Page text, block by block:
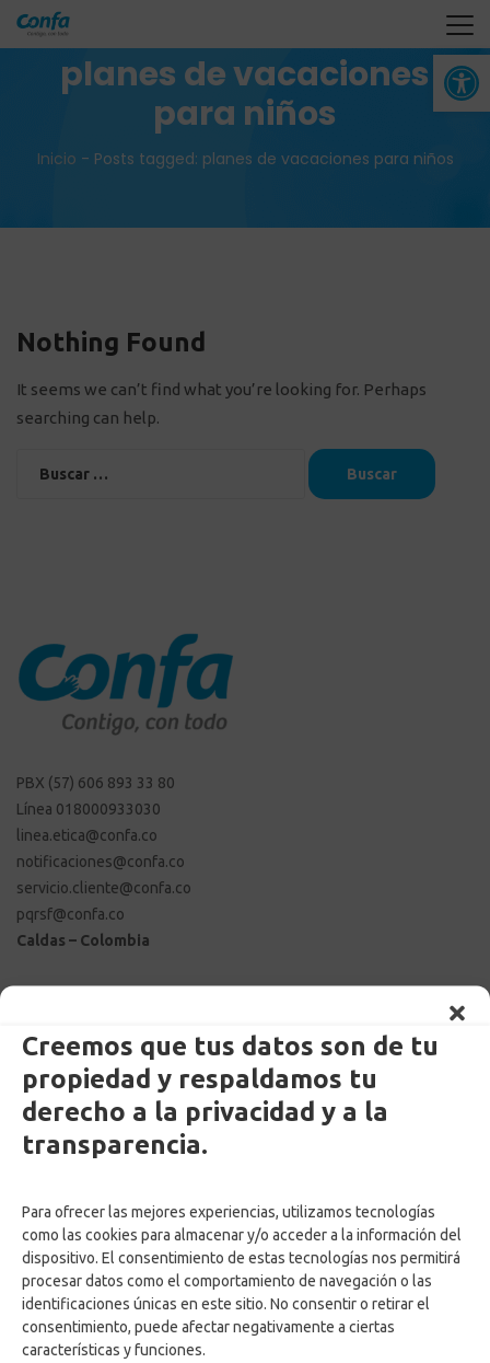
Abrir
Creemos que tus datos son de tu
propiedad y respaldamos tu
derecho a la privacidad y a la
transparencia.
Para ofrecer las mejores experiencias, utilizamos tecnologías
como las cookies para almacenar y/o acceder a la información del
dispositivo. El consentimiento de estas tecnologías nos permitirá
procesar datos como el comportamiento de navegación o las
identificaciones únicas en este sitio. No consentir o retirar el
consentimiento, puede afectar negativamente a ciertas
características y funciones.
planes de vacaciones
para niños
Inicio - Posts tagged: planes de vacaciones para niños
Nothing Found
It seems we can’t find what you’re looking for. Perhaps
searching can help.
PBX (57) 606 893 33 80
Línea 018000933030
linea.etica@confa.co
notificaciones@confa.co
servicio.cliente@confa.co
pqrsf@confa.co
Caldas – Colombia
Enlaces Externos Personas
PQRSF: tu opinión es importante
Asopagos
Trabaja con nosotros
Agencia de Gestión y Colocación de Empleo
Política tratamiento de datos
Aviso de Privacidad